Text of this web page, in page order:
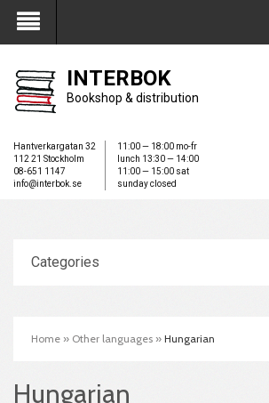
My Account
INTERBOK
Bookshop & distribution
Hantverkargatan 32
112 21 Stockholm
08-651 1147
info@interbok.se
11:00 — 18:00 mo-fr
lunch 13:30 — 14:00
11:00 — 15:00 sat
sunday closed
Categories
Home » Other languages » Hungarian
Hungarian